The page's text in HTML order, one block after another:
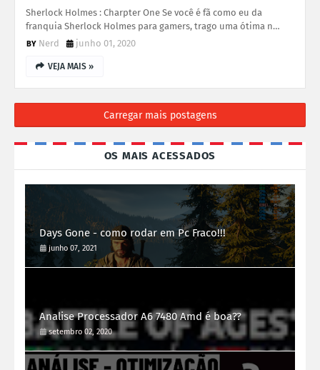
Sherlock Holmes : Charpter One Se você é fã como eu da
franquia Sherlock Holmes para gamers, trago uma ótima n…
Nerd
junho 01, 2020
VEJA MAIS »
Carregar mais postagens
OS MAIS ACESSADOS
Days Gone - como rodar em Pc Fraco!!!
junho 07, 2021
Analise Processador A6 7480 Amd é boa??
setembro 02, 2020